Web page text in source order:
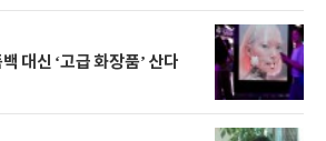
대신 ‘고급 화장품’ 산다